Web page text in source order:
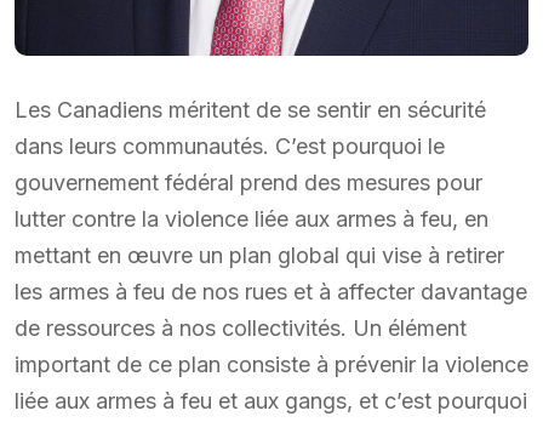
Les Canadiens méritent de se sentir en sécurité
dans leurs communautés. C’est pourquoi le
gouvernement fédéral prend des mesures pour
lutter contre la violence liée aux armes à feu, en
mettant en œuvre un plan global qui vise à retirer
les armes à feu de nos rues et à affecter davantage
de ressources à nos collectivités. Un élément
important de ce plan consiste à prévenir la violence
liée aux armes à feu et aux gangs, et c’est pourquoi